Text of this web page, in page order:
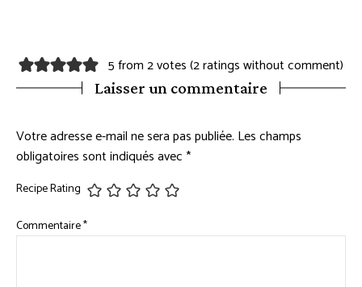
5 from 2 votes (2 ratings without comment)
Laisser un commentaire
Votre adresse e-mail ne sera pas publiée. Les champs
obligatoires sont indiqués avec*
Recipe Rating
Commentaire*